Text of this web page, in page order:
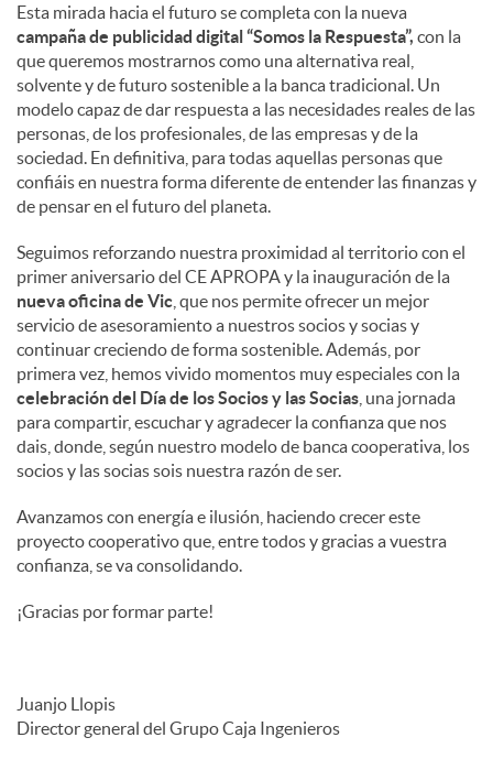
Esta mirada hacia el futuro se completa con la nueva
campaña de publicidad digital “Somos la Respuesta”, con la
que queremos mostrarnos como una alternativa real,
solvente y de futuro sostenible a la banca tradicional. Un
modelo capaz de dar respuesta a las necesidades reales de las
personas, de los profesionales, de las empresas y de la
sociedad. En definitiva, para todas aquellas personas que
confiáis en nuestra forma diferente de entender las finanzas y
de pensar en el futuro del planeta.
Seguimos reforzando nuestra proximidad al territorio con el
primer aniversario del CE APROPA y la inauguración de la
nueva oficina de Vic , que nos permite ofrecer un mejor
servicio de asesoramiento a nuestros socios y socias y
continuar creciendo de forma sostenible. Además, por
primera vez, hemos vivido momentos muy especiales con la
celebración del Día de los Socios y las Socias , una jornada
para compartir, escuchar y agradecer la confianza que nos
dais, donde, según nuestro modelo de banca cooperativa, los
socios y las socias sois nuestra razón de ser.
Avanzamos con energía e ilusión, haciendo crecer este
proyecto cooperativo que, entre todos y gracias a vuestra
confianza, se va consolidando.
¡Gracias por formar parte!
Juanjo Llopis
Director general del Grupo Caja Ingenieros